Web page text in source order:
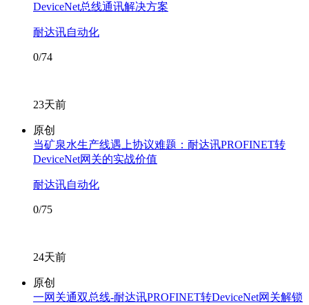
DeviceNet总线通讯解决方案
耐达讯自动化
0/74
23天前
原创
当矿泉水生产线遇上协议难题：耐达讯PROFINET转
DeviceNet网关的实战价值
耐达讯自动化
0/75
24天前
原创
一网关通双总线-耐达讯PROFINET转DeviceNet网关解锁